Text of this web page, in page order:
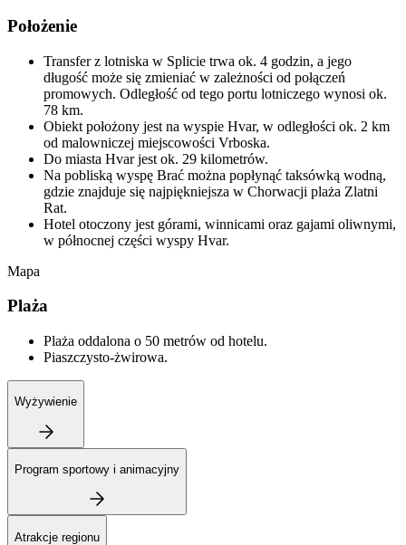
Położenie
Transfer z lotniska w Splicie trwa ok. 4 godzin, a jego
długość może się zmieniać w zależności od połączeń
promowych. Odległość od tego portu lotniczego wynosi ok.
78 km.
Obiekt położony jest na wyspie Hvar, w odległości ok. 2 km
od malowniczej miejscowości Vrboska.
Do miasta Hvar jest ok. 29 kilometrów.
Na pobliską wyspę Brać można popłynąć taksówką wodną,
gdzie znajduje się najpiękniejsza w Chorwacji plaża Zlatni
Rat.
Hotel otoczony jest górami, winnicami oraz gajami oliwnymi,
w północnej części wyspy Hvar.
Mapa
Plaża
Plaża oddalona o 50 metrów od hotelu.
Piaszczysto-żwirowa.
Wyżywienie
Program sportowy i animacyjny
Atrakcje regionu